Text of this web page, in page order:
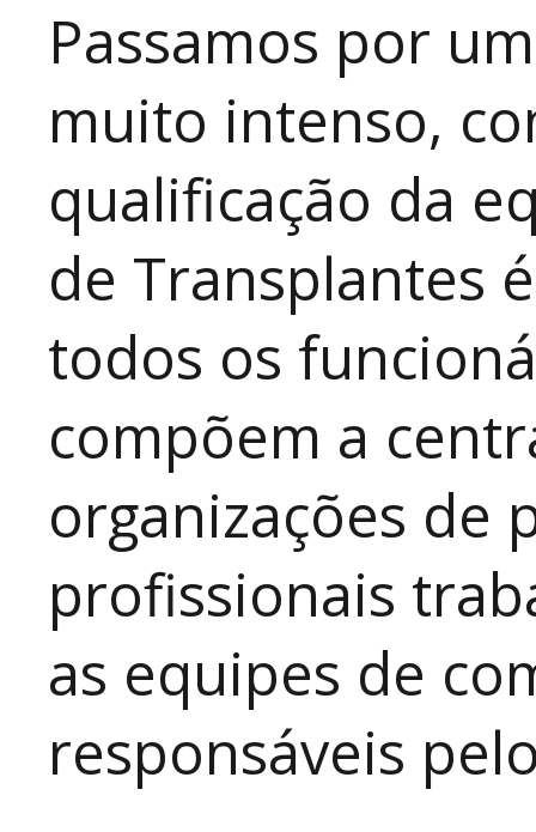
Passamos por
muito intenso,
qualificação da
de Transplantes
todos os
compõem a
organizações de
profissionais
as equipes de
responsáveis